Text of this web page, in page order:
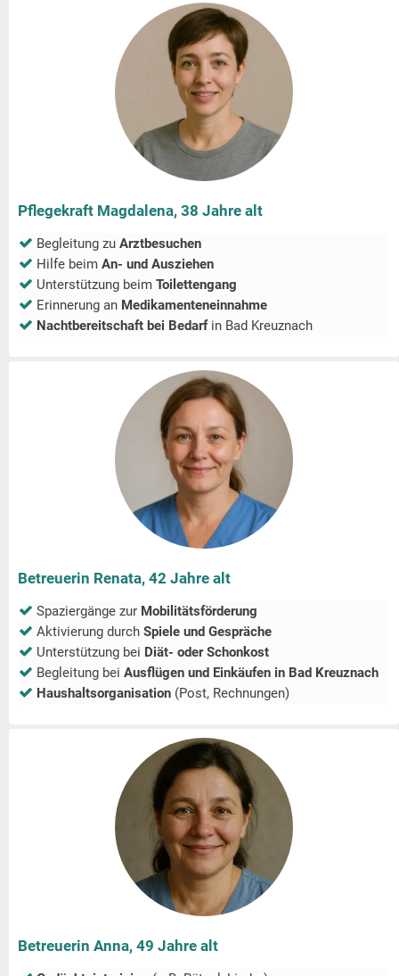
Pflegekraft Magdalena, 38 Jahre alt
Begleitung zu Arztbesuchen
Hilfe beim An- und Ausziehen
Unterstützung beim Toilettengang
Erinnerung an Medikamenteneinnahme
Nachtbereitschaft bei Bedarfin Bad Kreuznach
Betreuerin Renata, 42 Jahre alt
Spaziergänge zur Mobilitätsförderung
Aktivierung durch Spiele und Gespräche
Unterstützung bei Diät- oder Schonkost
Begleitung bei Ausflügen und Einkäufen in Bad Kreuznach
Haushaltsorganisation (Post, Rechnungen)
Betreuerin Anna, 49 Jahre alt